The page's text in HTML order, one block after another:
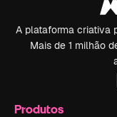
A plataforma criativa
Mais de 1 milhão
Produtos